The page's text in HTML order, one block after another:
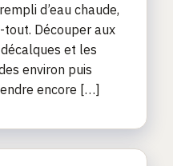
d’eau chaude,
tout. Découper aux
et les
environ puis
encore […]